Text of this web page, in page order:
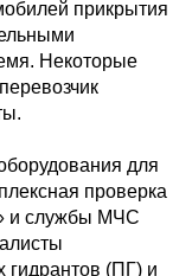
прикрытия
Некоторые
для
проверка
и службы МЧС
гидрантов (ПГ) и